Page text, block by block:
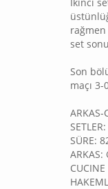
set
Son
maçı
ARKAS-
SÜRE: